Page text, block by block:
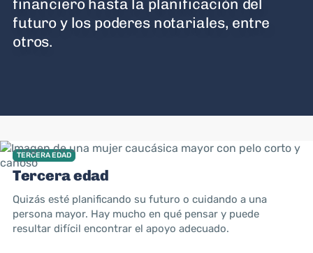
financiero hasta la planificación del
futuro y los poderes notariales, entre
otros.
TERCERA EDAD
Tercera edad
Quizás esté planificando su futuro o cuidando a una
persona mayor. Hay mucho en qué pensar y puede
resultar difícil encontrar el apoyo adecuado.